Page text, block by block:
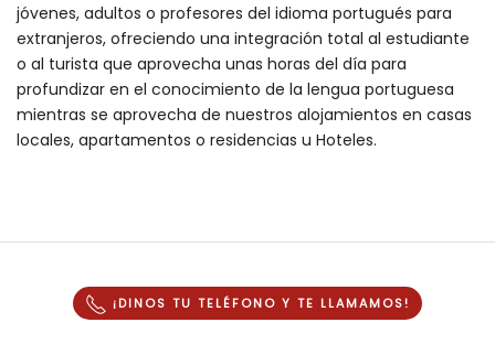
jóvenes, adultos o profesores del idioma portugués para
extranjeros, ofreciendo una integración total al estudiante
o al turista que aprovecha unas horas del día para
profundizar en el conocimiento de la lengua portuguesa
mientras se aprovecha de nuestros alojamientos en casas
locales, apartamentos o residencias u Hoteles.
¡DINOS TU TELÉFONO Y TE LLAMAMOS!